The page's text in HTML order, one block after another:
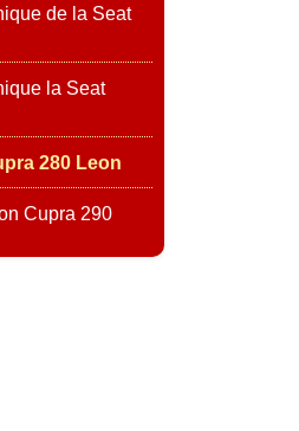
de la Seat
la Seat
280 Leon
Cupra 290